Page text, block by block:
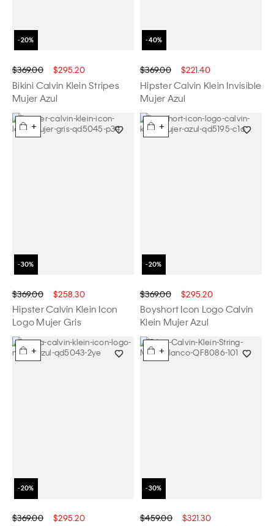
$369.00 $295.20
Bikini Calvin Klein Stripes
Mujer Azul
$369.00 $221.40
Hipster Calvin Klein Invisible
Mujer Azul
+
$369.00 $258.30
Hipster Calvin Klein Icon
Logo Mujer Gris
+
$369.00 $295.20
Boyshort Icon Logo Calvin
Klein Mujer Azul
+
$369.00 $295.20
+
$459.00 $321.30